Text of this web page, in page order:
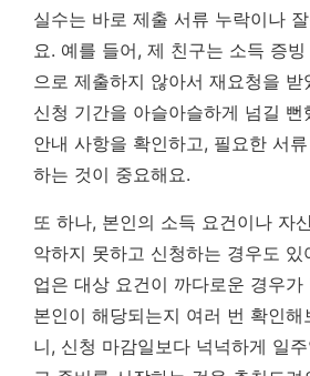
실수는 바로 제출 서류 누락이나
요. 예를 들어, 제 친구는 소득 증
으로 제출하지 않아서 재요청을 받
신청 기간을 아슬아슬하게 넘길 뻔
안내 사항을 확인하고, 필요한 서
하는 것이 중요해요.
또 하나, 본인의 소득 요건이나 자
악하지 못하고 신청하는 경우도
업은 대상 요건이 까다로운 경우가
본인이 해당되는지 여러 번 확인해
니, 신청 마감일보다 넉넉하게 일